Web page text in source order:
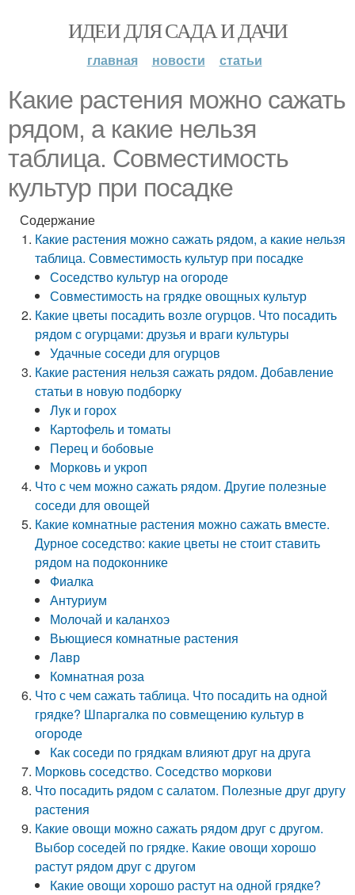
ИДЕИ ДЛЯ САДА И ДАЧИ
главная новости статьи
Какие растения можно сажать
рядом, а какие нельзя
таблица. Совместимость
культур при посадке
Содержание
Какие растения можно сажать рядом, а какие нельзя
таблица. Совместимость культур при посадке
Соседство культур на огороде
Совместимость на грядке овощных культур
Какие цветы посадить возле огурцов. Что посадить
рядом с огурцами: друзья и враги культуры
Удачные соседи для огурцов
Какие растения нельзя сажать рядом. Добавление
статьи в новую подборку
Лук и горох
Картофель и томаты
Перец и бобовые
Морковь и укроп
Что с чем можно сажать рядом. Другие полезные
соседи для овощей
Какие комнатные растения можно сажать вместе.
Дурное соседство: какие цветы не стоит ставить
рядом на подоконнике
Фиалка
Антуриум
Молочай и каланхоэ
Вьющиеся комнатные растения
Лавр
Комнатная роза
Что с чем сажать таблица. Что посадить на одной
грядке? Шпаргалка по совмещению культур в
огороде
Как соседи по грядкам влияют друг на друга
Морковь соседство. Соседство моркови
Что посадить рядом с салатом. Полезные друг другу
растения
Какие овощи можно сажать рядом друг с другом.
Выбор соседей по грядке. Какие овощи хорошо
растут рядом друг с другом
Какие овощи хорошо растут на одной грядке?